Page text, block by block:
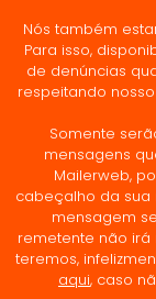
Nós também
Para isso,
de denúncias
respeitando
Somente
mensagens
Mailerweb,
cabeçalho da sua
mensagem
remetente não irá
teremos,
aqui, caso